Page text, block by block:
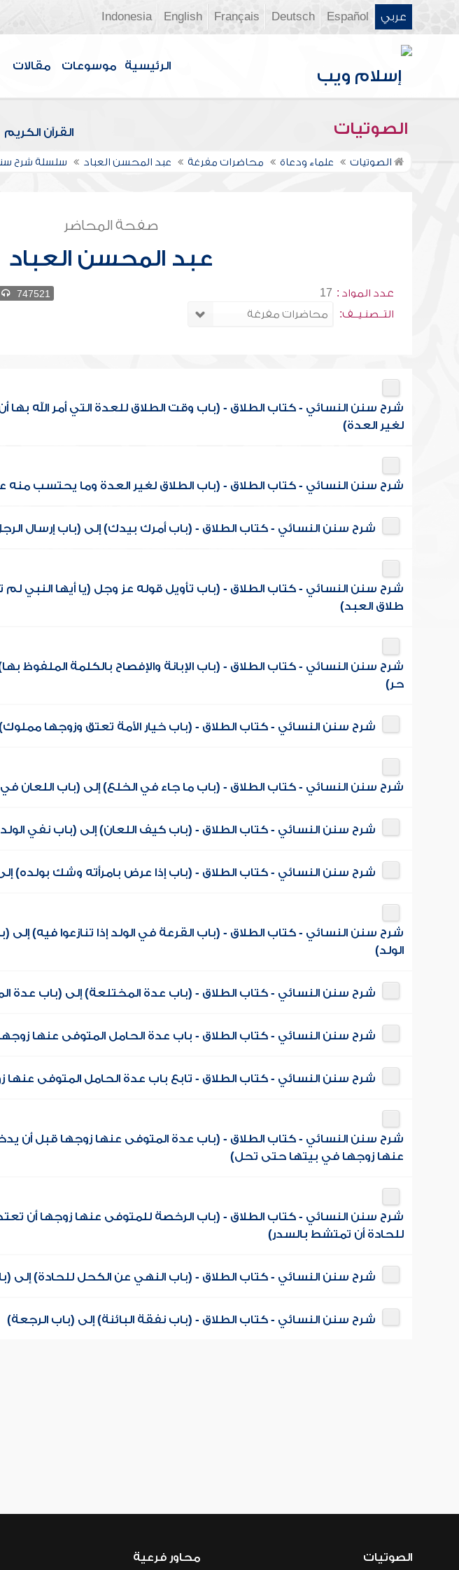
عربي Español
Deutsch
Français
English
Indonesia
الرئيسية موسوعات مقالات
الصوتيات القرآن الكريم
الصوتيات علماء ودعاة محاضرات مفرغة عبد المحسن العباد سلسلة شرح
صفحة المحاضر
عبد المحسن العباد
عدد المواد : 17
التــصنـيــف:
747521
شرح سنن النسائي - كتاب الطلاق - (باب وقت الطلاق للعدة التي أمر الله بها
لغير العدة)
شرح سنن النسائي - كتاب الطلاق - (باب الطلاق لغير العدة وما يحتسب منه
شرح سنن النسائي - كتاب الطلاق - (باب أمرك بيدك) إلى (باب إرسال
شرح سنن النسائي - كتاب الطلاق - (باب تأويل قوله عز وجل (يا أيها النبي لم
طلاق العبد)
شرح سنن النسائي - كتاب الطلاق - (باب الإبانة والإفصاح بالكلمة الملفوظ
حر)
شرح سنن النسائي - كتاب الطلاق - (باب خيار الأمة تعتق وزوجها
شرح سنن النسائي - كتاب الطلاق - (باب ما جاء في الخلع) إلى (باب اللعان
شرح سنن النسائي - كتاب الطلاق - (باب كيف اللعان) إلى (باب نفي الولد
شرح سنن النسائي - كتاب الطلاق - (باب إذا عرض بامرأته وشك بولده)
شرح سنن النسائي - كتاب الطلاق - (باب القرعة في الولد إذا تنازعوا فيه) إلى
الولد)
شرح سنن النسائي - كتاب الطلاق - (باب عدة المختلعة) إلى (باب عدة
شرح سنن النسائي - كتاب الطلاق - باب عدة الحامل المتوفى عنها
شرح سنن النسائي - كتاب الطلاق - تابع باب عدة الحامل المتوفى عنها
شرح سنن النسائي - كتاب الطلاق - (باب عدة المتوفى عنها زوجها قبل أن
عنها زوجها في بيتها حتى تحل)
شرح سنن النسائي - كتاب الطلاق - (باب الرخصة للمتوفى عنها زوجها أن
للحادة أن تمتشط بالسدر)
شرح سنن النسائي - كتاب الطلاق - (باب النهي عن الكحل للحادة) إلى
شرح سنن النسائي - كتاب الطلاق - (باب نفقة البائنة) إلى (باب الرجعة)
الصوتيات محاور فرعية